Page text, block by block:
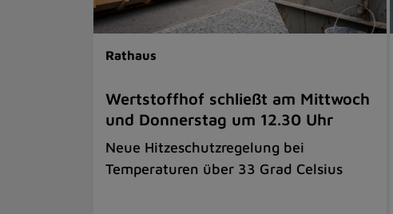
Rathaus
Wertstoffhof schließt am Mittwoch
und Donnerstag um 12.30 Uhr
Neue Hitzeschutzregelung bei
Temperaturen über 33 Grad Celsius